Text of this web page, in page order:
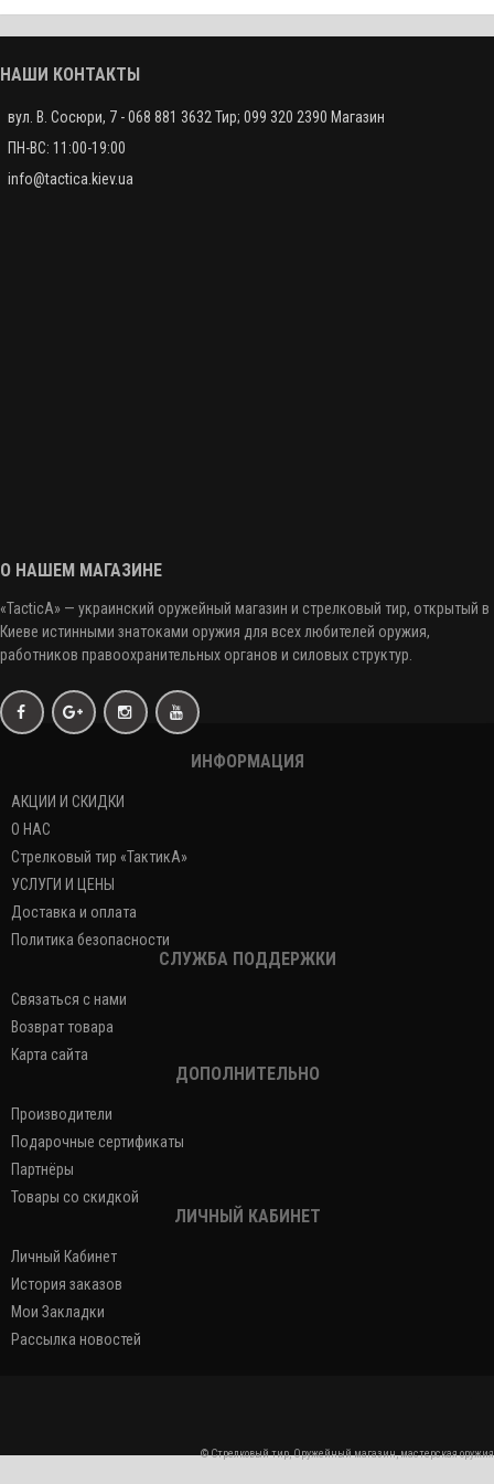
Ружье Benelli M4 12/76, ствол 28" (71 см)
НАШИ КОНТАКТЫ
вул. В. Сосюри, 7 - 068 881 3632 Тир; 099 320 2390 Магазин
ПН-ВС: 11:00-19:00
info@tactica.kiev.ua
О НАШЕМ МАГАЗИНЕ
«TacticA» — украинский оружейный магазин и стрелковый тир, открытый в
Киеве истинными знатоками оружия для всех любителей оружия,
работников правоохранительных органов и силовых структур.
ИНФОРМАЦИЯ
АКЦИИ И СКИДКИ
О НАС
Стрелковый тир «ТактикА»
УСЛУГИ И ЦЕНЫ
Доставка и оплата
Политика безопасности
СЛУЖБА ПОДДЕРЖКИ
Связаться с нами
Возврат товара
Карта сайта
ДОПОЛНИТЕЛЬНО
Производители
Подарочные сертификаты
Партнёры
Товары со скидкой
ЛИЧНЫЙ КАБИНЕТ
Личный Кабинет
История заказов
Мои Закладки
Рассылка новостей
© Стрелковый тир, Оружейный магазин, мастерская оружия